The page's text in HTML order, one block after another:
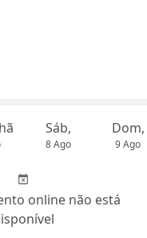
Sáb,
8 Ago
Dom,
9 Ago
online não está